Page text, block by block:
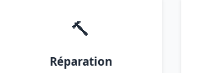
🔨
Réparation